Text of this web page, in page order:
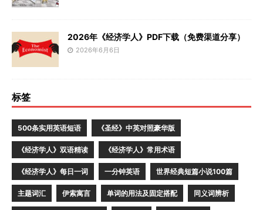
2026年《经济学人》PDF下载（免费渠道分享）
2026年6月6日
标签
500条实用英语短语 《圣经》中英对照豪华版
《经济学人》双语精读 《经济学人》常用术语
《经济学人》每日一词 一分钟英语 世界经典短篇小说100篇
主题词汇 伊索寓言 单词的用法及固定搭配 同义词辨析